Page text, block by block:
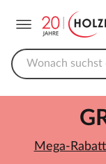
Mega-